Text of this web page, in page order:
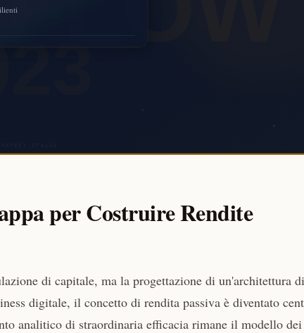
per Costruire Rendite
di capitale, ma la progettazione di un'architettura di
digitale, il concetto di rendita passiva è diventato
analitico di straordinaria efficacia rimane il modello dei